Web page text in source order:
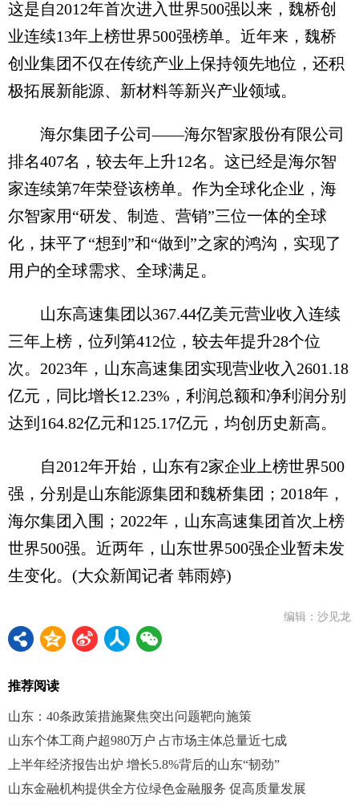
这是自2012年首次进入世界500强以来，魏桥创
业连续13年上榜世界500强榜单。近年来，魏桥
创业集团不仅在传统产业上保持领先地位，还积
极拓展新能源、新材料等新兴产业领域。
海尔集团子公司——海尔智家股份有限公司
排名407名，较去年上升12名。这已经是海尔智
家连续第7年荣登该榜单。作为全球化企业，海
尔智家用“研发、制造、营销”三位一体的全球
化，抹平了“想到”和“做到”之家的鸿沟，实现了
用户的全球需求、全球满足。
山东高速集团以367.44亿美元营业收入连续
三年上榜，位列第412位，较去年提升28个位
次。2023年，山东高速集团实现营业收入2601.18
亿元，同比增长12.23%，利润总额和净利润分别
达到164.82亿元和125.17亿元，均创历史新高。
自2012年开始，山东有2家企业上榜世界500
强，分别是山东能源集团和魏桥集团；2018年，
海尔集团入围；2022年，山东高速集团首次上榜
世界500强。近两年，山东世界500强企业暂未发
生变化。(大众新闻记者 韩雨婷)
编辑：沙见龙
推荐阅读
山东：40条政策措施聚焦突出问题靶向施策
山东个体工商户超980万户 占市场主体总量近七成
上半年经济报告出炉 增长5.8%背后的山东“韧劲”
山东金融机构提供全方位绿色金融服务 促高质量发展